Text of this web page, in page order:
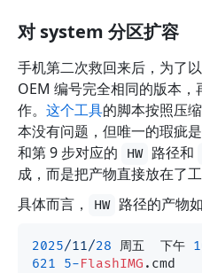
对 system 分区扩容
手机第二次救回来后，为了
OEM 编号完全相同的版本
作。 这个工具的脚本按照压
本没有问题，但唯一的瑕疵
和第 9 步对应的
HW 路径和
成，而是把产物直接放在了工
具体而言，
HW 路径的产物
2025/11/28 周五  下午
621
5-FlashIMG